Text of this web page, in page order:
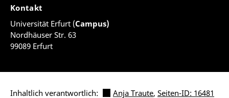
Kontakt
Universität Erfurt (Campus)
Nordhäuser Str. 63
99089 Erfurt
Inhaltlich verantwortlich: Anja Traute, Seiten-ID: 16481